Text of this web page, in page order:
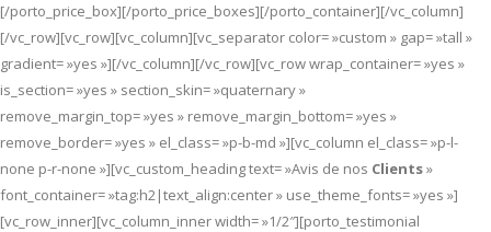
[/porto_price_box][/porto_price_boxes][/porto_container][/vc_column]
[/vc_row][vc_row][vc_column][vc_separator color= »custom » gap= »tall »
gradient= »yes »][/vc_column][/vc_row][vc_row wrap_container= »yes »
is_section= »yes » section_skin= »quaternary »
remove_margin_top= »yes » remove_margin_bottom= »yes »
remove_border= »yes » el_class= »p-b-md »][vc_column el_class= »p-l-
none p-r-none »][vc_custom_heading text= »Avis de nos Clients»
font_container= »tag:h2|text_align:center » use_theme_fonts= »yes »]
[vc_row_inner][vc_column_inner width= »1/2″][porto_testimonial